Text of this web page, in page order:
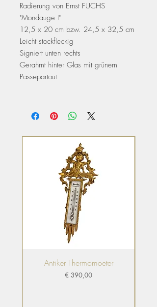
Radierung von Ernst FUCHS
"Mondauge I"
12,5 x 20 cm bzw. 24,5 x 32,5 cm
Leicht stockfleckig
Signiert unten rechts
Gerahmt hinter Glas mit grünem
Passepartout
Antiker Thermomoeter
Preis
€ 390,00